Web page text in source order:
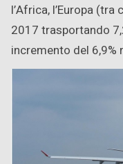
l’Africa, l’Europa (tra
2017 trasportando
incremento del